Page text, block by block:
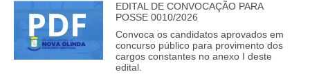
EDITAL DE CONVOCAÇÃO PARA
POSSE 0010/2026
Convoca os candidatos aprovados em
concurso público para provimento dos
cargos constantes no anexo I deste
edital.